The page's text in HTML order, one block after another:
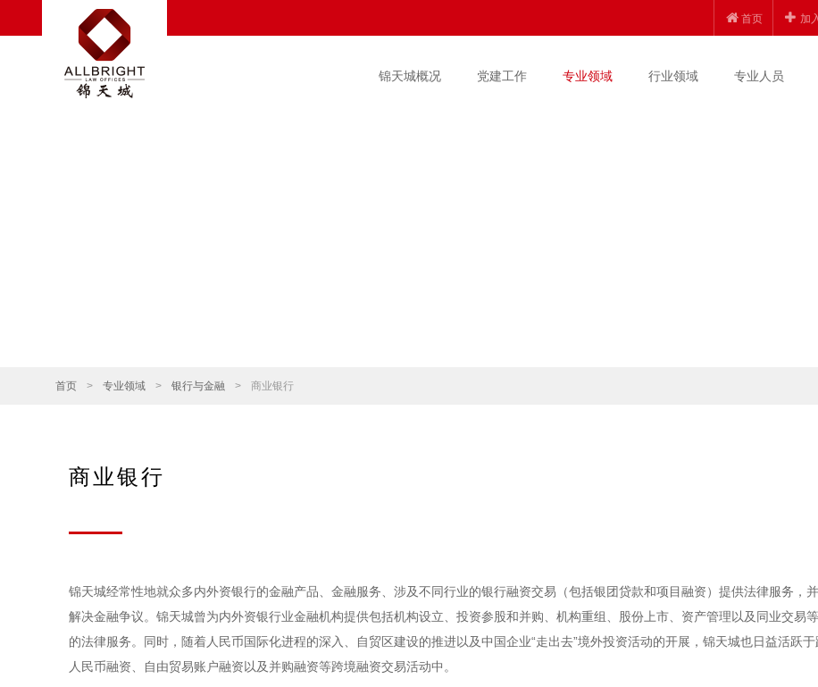
首页 加
锦天城概况 党建工作 专业领域 行业领域 专业人员
首页 > 专业领域 > 银行与金融 > 商业银行
商业银行
锦天城经常性地就众多内外资银行的金融产品、金融服务、涉及不同行业的银行融资交易（包括银团贷款和项目融资）提供法律服务，
解决金融争议。锦天城曾为内外资银行业金融机构提供包括机构设立、投资参股和并购、机构重组、股份上市、资产管理以及同业交易
的法律服务。同时，随着人民币国际化进程的深入、自贸区建设的推进以及中国企业“走出去”境外投资活动的开展，锦天城也日益活跃于
人民币融资、自由贸易账户融资以及并购融资等跨境融资交易活动中。